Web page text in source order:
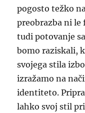
pogosto težko
preobrazba ni le
tudi potovanje
bomo raziskali,
svojega stila
izražamo na
identiteto.
lahko svoj stil